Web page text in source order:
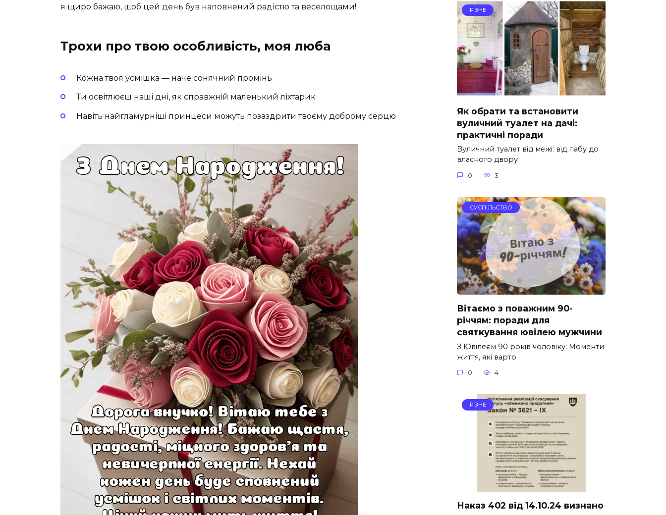
я щиро бажаю, щоб цей день був наповнений радістю та веселощами!
Трохи про твою особливість, моя люба
Кожна твоя усмішка — наче сонячний промінь
Ти освітлюєш наші дні, як справжній маленький ліхтарик
Навіть найгламурніші принцеси можуть позаздрити твоєму доброму серцю
РІЗНЕ
Як обрати та встановити
вуличний туалет на дачі:
практичні поради
Вуличний туалет від межі: від пабу до
власного двору
0 3
СУСПІЛЬСТВО
Вітаємо з поважним 90-
річчям: поради для
святкування ювілею мужчини
З Ювілеєм 90 років чоловіку: Моменти
життя, які варто
0 4
РІЗНЕ
Наказ 402 від 14.10.24 визнано